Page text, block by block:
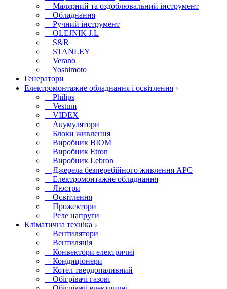
Малярний та оздоблювальний інструмент
Обладнання
Ручний інструмент
OLEJNIK J.L
S&R
STANLEY
Verano
Yoshimoto
Генератори
Електромонтажне обладнання і освітлення
Philips
Vestum
VIDEX
Акумулятори
Блоки живлення
Виробник BIOM
Виробник Etron
Виробник Lebron
Джерела безперебійного живлення APC
Електромонтажне обладнання
Люстри
Освітлення
Прожектори
Реле напруги
Кліматична техніка
Вентилятори
Вентиляція
Конвектори електричні
Кондиціонери
Котел твердопаливний
Обігрівачі газові